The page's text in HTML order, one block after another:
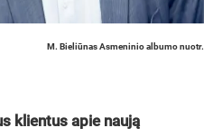
M. Bieliūnas Asmeninio albumo nuotr.
klientus apie naują